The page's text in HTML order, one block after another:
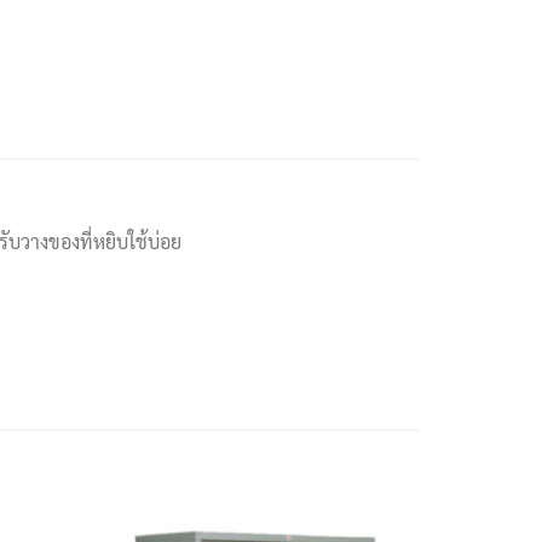
บวางของที่หยิบใช้บ่อย